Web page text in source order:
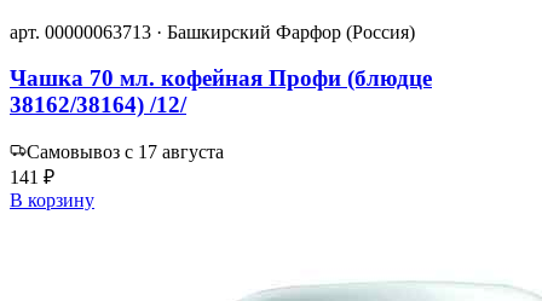
арт. 00000063713 · Башкирский Фарфор (Россия)
Чашка 70 мл. кофейная Профи (блюдце
38162/38164) /12/
Самовывоз с 17 августа
141 ₽
В корзину